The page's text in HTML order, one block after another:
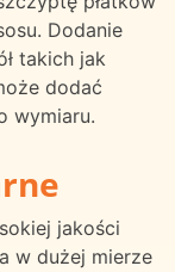
Dodanie
takich jak
dodać
wymiaru.
jakości
w dużej mierze